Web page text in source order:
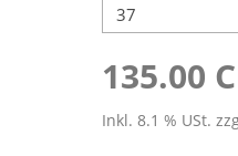
135.00
Inkl. 8.1 % USt.